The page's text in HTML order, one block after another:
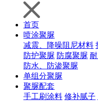
首页
喷涂聚脲
减震、降噪阻尼材料
防护聚脲 防腐聚脲
防水、防渗聚脲
单组分聚脲
聚脲配套
手工刷涂料 修补腻子